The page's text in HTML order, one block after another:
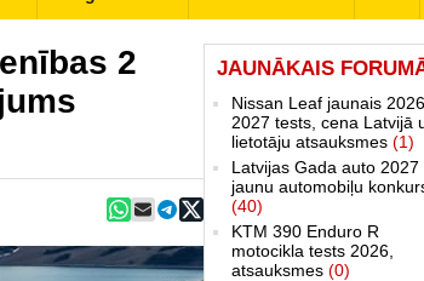
2
JAUNĀKAIS
Nissan Leaf jaunais
2027 tests, cena Latvijā
lietotāju atsauksmes (1)
Latvijas Gada auto 2027
jaunu automobiļu
(40)
KTM 390 Enduro R
motocikla tests 2026,
atsauksmes (0)